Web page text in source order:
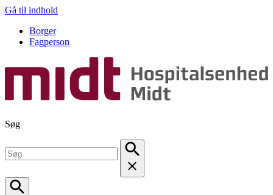
Gå til indhold
Borger
Fagperson
Søg